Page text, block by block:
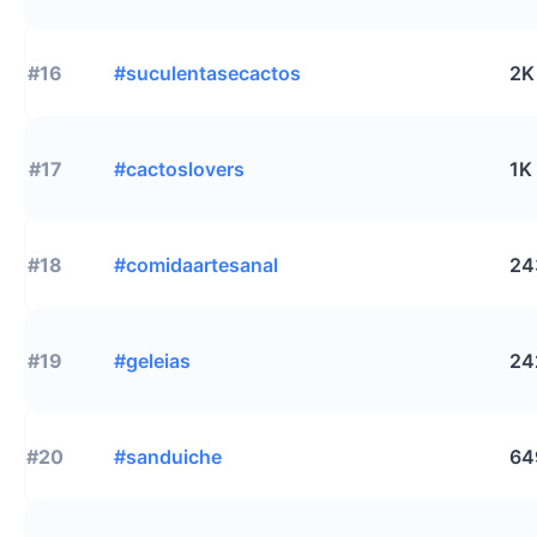
#16 #suculentasecactos 2K
#17 #cactoslovers 1K
#18 #comidaartesanal
#19 #geleias
#20 #sanduiche